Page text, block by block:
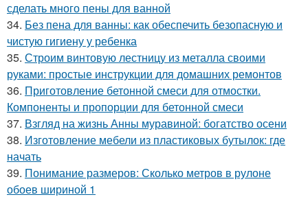
сделать много пены для ванной
34. Без пена для ванны: как обеспечить безопасную и
чистую гигиену у ребенка
35. Строим винтовую лестницу из металла своими
руками: простые инструкции для домашних ремонтов
36. Приготовление бетонной смеси для отмостки.
Компоненты и пропорции для бетонной смеси
37. Взгляд на жизнь Анны муравиной: богатство осени
38. Изготовление мебели из пластиковых бутылок: где
начать
39. Понимание размеров: Сколько метров в рулоне
обоев шириной 1